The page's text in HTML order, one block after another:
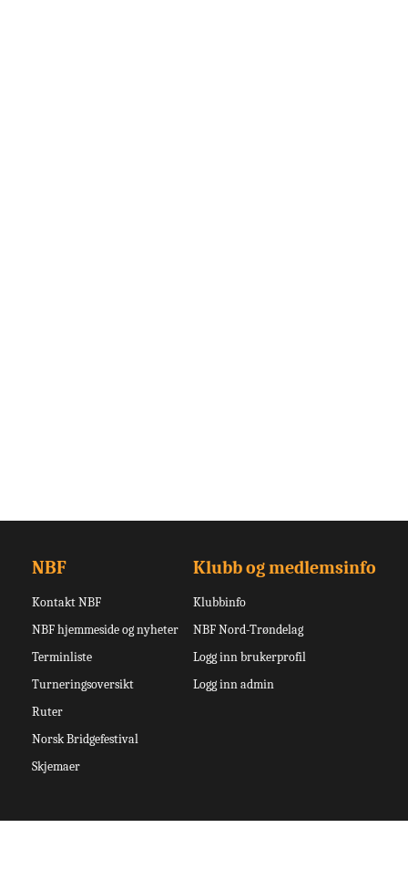
NBF
Kontakt NBF
NBF hjemmeside og nyheter
Terminliste
Turneringsoversikt
Ruter
Norsk Bridgefestival
Skjemaer
Klubb og medlemsinfo
Klubbinfo
NBF Nord-Trøndelag
Logg inn brukerprofil
Logg inn admin